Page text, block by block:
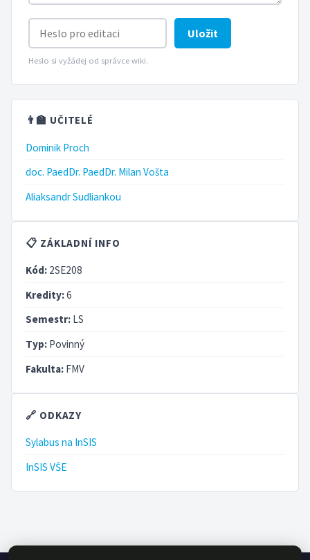
Uložit
Heslo si vyžádej od správce wiki.
👨‍🏫 UČITELÉ
Dominik Proch
doc. PaedDr. PaedDr. Milan Vošta
Aliaksandr Sudliankou
📋 ZÁKLADNÍ INFO
Kód: 2SE208
Kredity:6
Semestr: LS
Typ: Povinný
Fakulta: FMV
🔗 ODKAZY
Sylabus na InSIS
InSIS VŠE